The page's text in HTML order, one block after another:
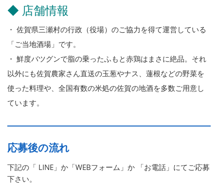
◆ 店舗情報
・ 佐賀県三瀬村の行政（役場）のご協力を得て運営している
「ご当地酒場」です。
・ 鮮度バツグンで脂の乗ったふもと赤鶏はまさに絶品。それ
以外にも佐賀農家さん直送の玉葱やナス、蓮根などの野菜を
使った料理や、全国有数の米処の佐賀の地酒を多数ご用意し
ています。
応募後の流れ
下記の「 LINE」か「WEBフォーム」か 「お電話」にてご応募
下さい。